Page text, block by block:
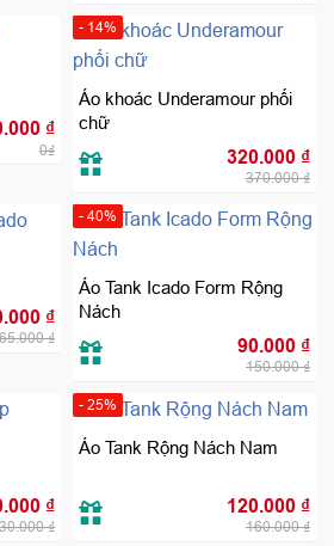
₫
0₫
- 14%
Áo khoác Underamour phối
chữ
370.000₫
Giá
gốc
320.000 ₫Giá
tại
₫
₫Giá
hiện
tại
180.000 ₫.
- 40%
Áo Tank Icado Form Rộng
Nách
150.000₫
Giá
gốc
là:
90.000 ₫Giá
tại
₫
₫Giá
hiện
tại
- 25%
Áo Tank Rộng Nách Nam
160.000₫
Giá
gốc
120.000 ₫Giá
tại